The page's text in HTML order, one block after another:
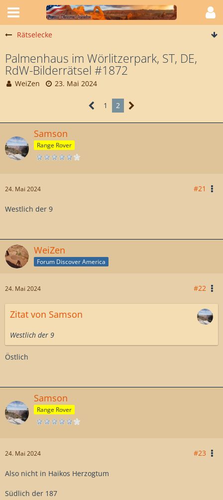
Rätselecke
Palmenhaus im Wörlitzerpark, ST, DE,
RdW-Bilderrätsel #1872
WeiZen 23. Mai 2024
1 2
Samson
Range Rover
24. Mai 2024 #21
Westlich der 9
WeiZen
Forum Discover America
24. Mai 2024 #22
Zitat von Samson
Westlich der 9
Östlich
Samson
Range Rover
24. Mai 2024 #23
Also nicht in Haikos Herzogtum
Südlich der 187